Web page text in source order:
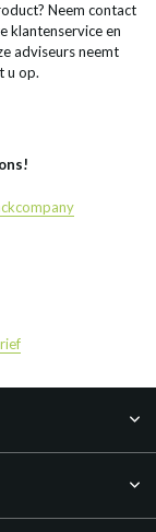
Neem contact
klantenservice en
adviseurs neemt
u op.